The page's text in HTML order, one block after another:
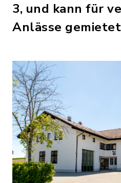
3, und kann für
Anlässe